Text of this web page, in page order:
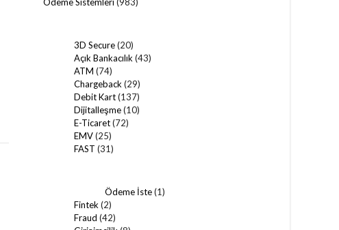
3D Secure(20)
Açık Bankacılık (43)
ATM (74)
Chargeback (29)
Debit Kart(137)
Dijitalleşme(10)
E-Ticaret(72)
EMV(25)
FAST (31)
Ödeme İste(1)
Fintek (2)
Fraud (42)